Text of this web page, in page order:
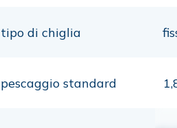
tipo di chiglia
pescaggio standard